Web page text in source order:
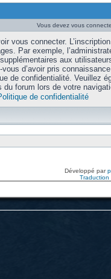
Vous devez vous
vous connecter.
Par exemple,
aux
d’avoir pris
de confidentialité. Veuillez
forum lors de votre
de confidentialité
Développé par
Traduction